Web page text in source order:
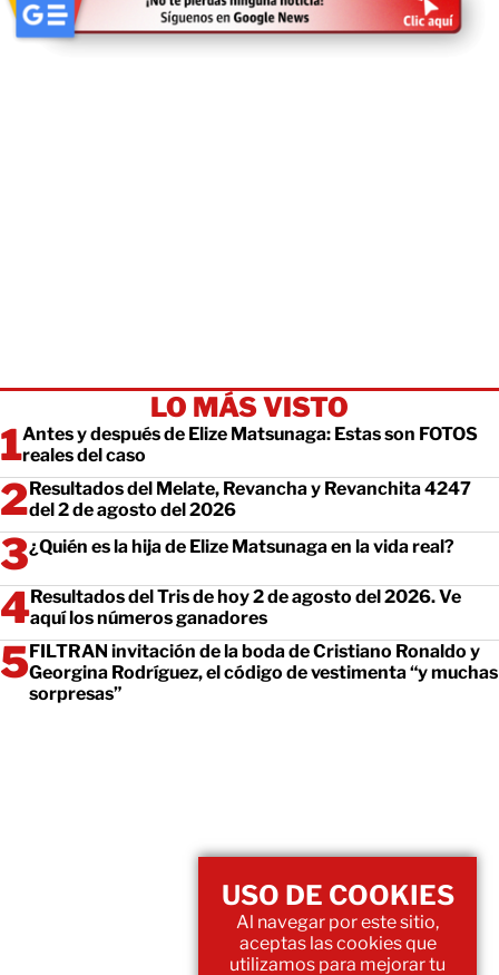
LO MÁS VISTO
Antes y después de Elize Matsunaga: Estas son FOTOS
reales del caso
Resultados del Melate, Revancha y Revanchita 4247
del 2 de agosto del 2026
¿Quién es la hija de Elize Matsunaga en la vida real?
Resultados del Tris de hoy 2 de agosto del 2026. Ve
aquí los números ganadores
FILTRAN invitación de la boda de Cristiano Ronaldo y
Georgina Rodríguez, el código de vestimenta “y muchas
sorpresas”
USO DE COOKIES
Al navegar por este sitio,
aceptas las cookies que
utilizamos para mejorar tu